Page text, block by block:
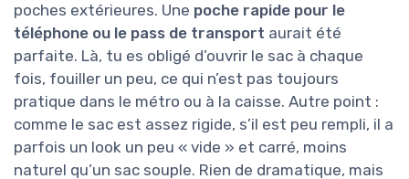
poches extérieures. Une poche rapide pour le
téléphone ou le pass de transport aurait été
parfaite. Là, tu es obligé d’ouvrir le sac à chaque
fois, fouiller un peu, ce qui n’est pas toujours
pratique dans le métro ou à la caisse. Autre point :
comme le sac est assez rigide, s’il est peu rempli, il a
parfois un look un peu « vide » et carré, moins
naturel qu’un sac souple. Rien de dramatique, mais